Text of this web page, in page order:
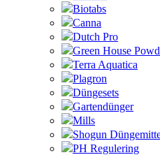
Biotabs
Canna
Dutch Pro
Green House
Terra Aquatica
Plagron
Düngesets
Gartendünger
Mills
Shogun
PH Regulering